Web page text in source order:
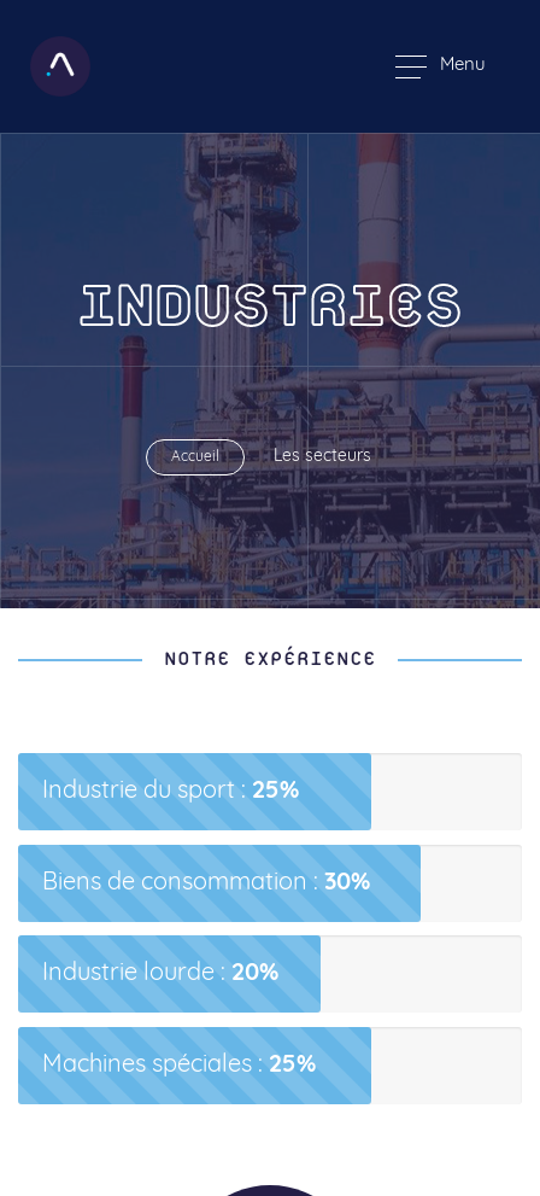
Menu
INDUSTRIES
Accueil Les secteurs
NOTRE EXPÉRIENCE
Industrie du sport : 25%
Biens de consommation : 30%
Industrie lourde : 20%
Machines spéciales : 25%